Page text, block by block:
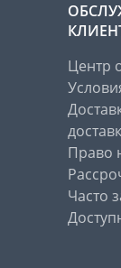
Центр
Право
Часто